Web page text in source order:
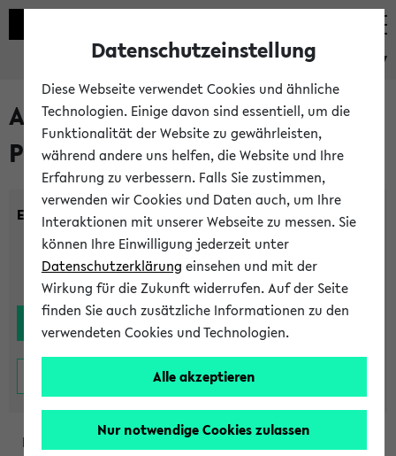
eKVV
Alle noch stattfindenden
Prüfungen
Einrichtung:
Datenschutzeinstellung
Diese Webseite verwendet Cookies und ähnliche
Technologien. Einige davon sind essentiell, um die
Funktionalität der Website zu gewährleisten,
während andere uns helfen, die Website und Ihre
Erfahrung zu verbessern. Falls Sie zustimmen,
verwenden wir Cookies und Daten auch, um Ihre
Interaktionen mit unserer Webseite zu messen. Sie
können Ihre Einwilligung jederzeit unter
Datenschutzerklärung einsehen und mit der
Wirkung für die Zukunft widerrufen. Auf der Seite
finden Sie auch zusätzliche Informationen zu den
verwendeten Cookies und Technologien.
Alle akzeptieren
Nur notwendige Cookies zulassen